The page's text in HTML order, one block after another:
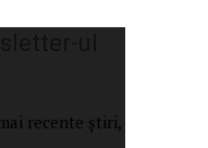
recente știri,